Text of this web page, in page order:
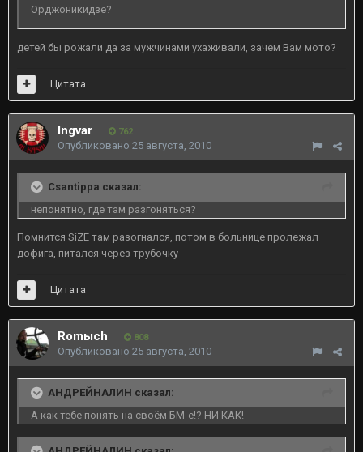
Орджоникидзе?
детей бы рожали да за мужчинами ухаживали, зачем Вам мото?
Цитата
Ingvar 762
Опубликовано 25 августа, 2010
Csantippa сказал:
непонятно, где там разгоняться?
Помнится SiZE там разогнался, потом в больнице пролежал
дофига, питался через трубочку
Цитата
Romыch 808
Опубликовано 25 августа, 2010
АНДРЕЙНАЛИН сказал:
А как тебе понять на своём БМ-е!? НИ КАК!